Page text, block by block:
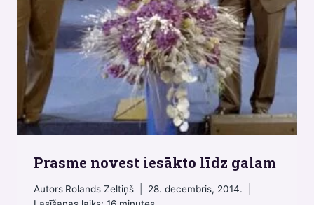
Prasme novest iesākto līdz galam
Autors Rolands Zeltiņš
28. decembris, 2014.